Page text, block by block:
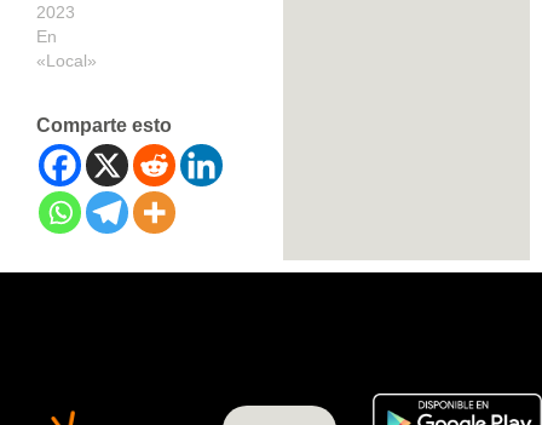
2023
En
«Local»
Comparte esto